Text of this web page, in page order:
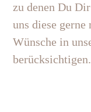
zu denen Du
uns diese
Wünsche in
berücksichtigen.